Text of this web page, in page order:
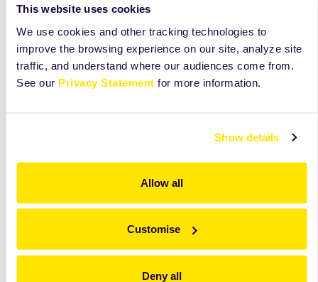
This website uses cookies
We use cookies and other tracking technologies to
improve the browsing experience on our site, analyze site
traffic, and understand where our audiences come from.
See our Privacy Statement for more information.
Show details
Allow all
Customise
Deny all
Odkryj więcej niż widzisz na tej karcie
Zobacz składniki, receptury i wskazówki, które
pomogą Ci lepiej wykorzystać ten produkt na co